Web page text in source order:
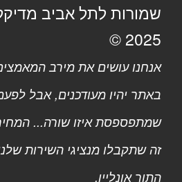
2025 ©
אנחנו עושים את מירב
באתר יהיו מעודכנים, אבל
שמתפספסת איזו שורה...
זה שתקבלו מנציגי השירות
התור אונליין.